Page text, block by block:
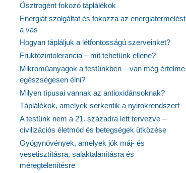
Ösztrogént fokozó táplálékok
Energiát szolgáltat és fokozza az energiatermelést
a vas
Hogyan tápláljuk a létfontosságú szerveinket?
Fruktózintolerancia – mit tehetünk ellene?
Mikroműanyagok a testünkben – van még értelme
egészségesen élni?
Milyen típusai vannak az antioxidánsoknak?
Táplálékok, amelyek serkentik a nyirokrendszert
A testünk nem a 21. századra lett tervezve –
civilizációs életmód és betegségek ütközése
Gyógynövények, amelyek jók máj- és
vesetisztításra, salaktalanításra és
méregtelenítésre